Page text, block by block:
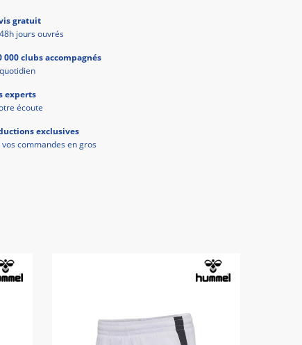
gratuit
jours ouvrés
000 clubs accompagnés
experts
écoute
exclusives
commandes en gros